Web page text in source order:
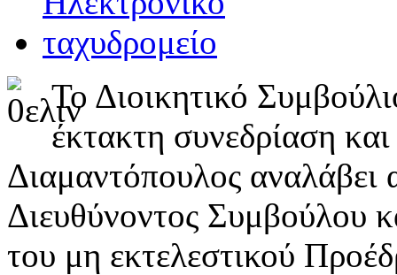
Το Διοικητικό
έκτακτη συνεδρίαση
Διαμαντόπουλος
Διευθύνοντος Συμβούλου
του μη εκτελεστικού